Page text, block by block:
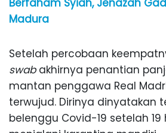
Madura
Setelah percobaan
swab akhirnya penantian
mantan penggawa Real
terwujud. Dirinya dinyatakan
belenggu Covid-19 setelah 19